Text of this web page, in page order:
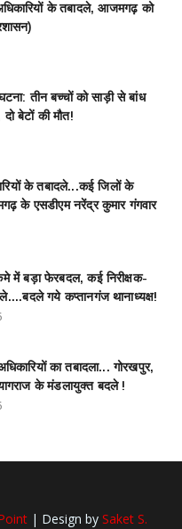
के तबादले, आजमगढ़ को
तीन बच्चों को साड़ी से बांध
बेटों की मौत!
के तबादले...कई जिलों के
के एसडीएम नरेंद्र कुमार गंगवार
में बड़ा फेरबदल, कई निरीक्षक-
गये कप्तानगंज थानाध्यक्ष!
का तबादला... गोरखपुर,
के मंडलायुक्त बदले !
| Design by Saket S.